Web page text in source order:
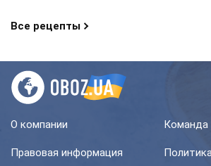
Все рецепты
О компании Команда
Правовая информация